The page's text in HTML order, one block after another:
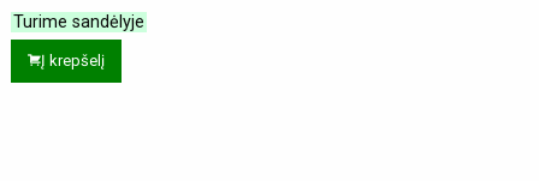
Turime sandėlyje
Į krepšelį